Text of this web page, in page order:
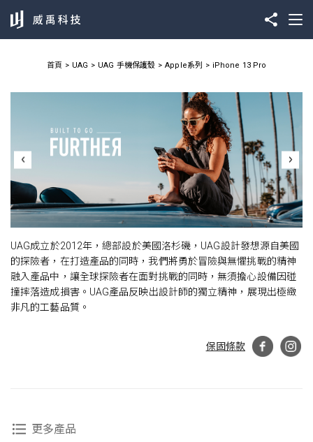
首頁 UAG UAG 手機保護殼 Apple系列 iPhone 13 Pro
UAG成立於2012年，總部設於美國洛杉磯，UAG設計發想源自美國
的探險者，在打造產品的同時，我們將勇於冒險與無懼挑戰的精神
融入產品中，讓全球探險者在面對挑戰的同時，無須擔心設備因碰
撞摔落造成損害。UAG產品反映出設計師的獨立精神，展現出極緻
非凡的工藝品質。
保固條款
更多產品